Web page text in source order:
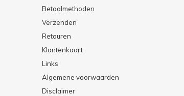
Betaalmethoden
Verzenden
Retouren
Klantenkaart
Links
Algemene voorwaarden
Disclaimer